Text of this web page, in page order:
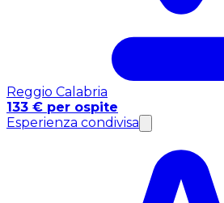
Reggio Calabria
133 € per ospite
Esperienza condivisa